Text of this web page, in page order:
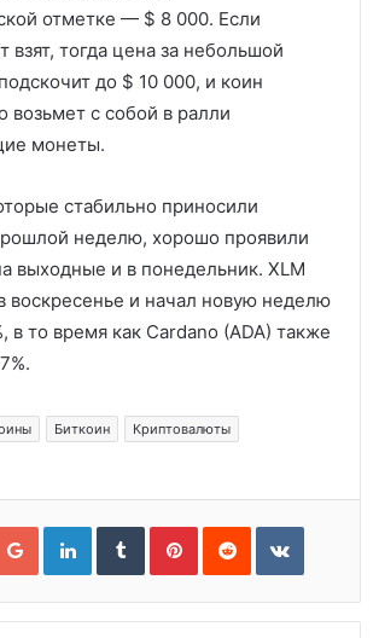
отметке — $ 8 000. Если
взят, тогда цена за небольшой
до $ 10 000, и коин
возьмет с собой в ралли
монеты.
стабильно приносили
неделю, хорошо проявили
выходные и в понедельник. XLM
воскресенье и начал новую неделю
в то время как Cardano (ADA) также
Биткоин
Криптовалюты
Google+LinkedInTumblrPinterestReddit VKontakte